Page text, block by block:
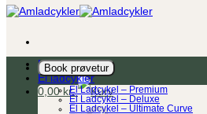
Book prøvetur
0,00kr.
Ladcykel
El ladcykler
El Ladcykel – Premium
El Ladcykel – Deluxe
El Ladcykel – Ultimate Curve